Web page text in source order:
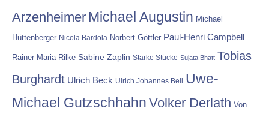
Arzenheimer Michael Augustin Michael
Hüttenberger Nicola Bardola Norbert Göttler Paul-Henri Campbell
Rainer Maria Rilke Sabine Zaplin Starke Stücke Sujata Bhatt Tobias
Burghardt Ulrich Beck Ulrich Johannes Beil Uwe-
Michael Gutzschhahn Volker Derlath Von